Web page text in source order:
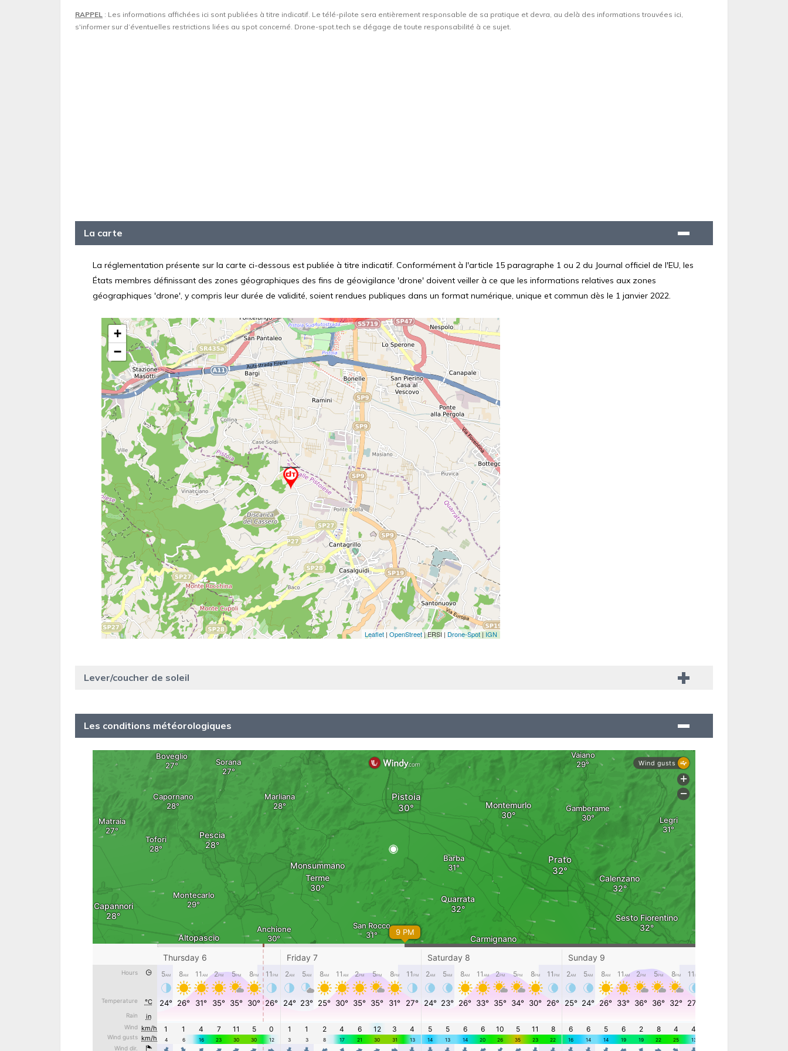
RAPPEL : Les informations affichées ici sont publiées à titre indicatif. Le télé-pilote sera entièrement responsable de sa pratique et devra, au delà des informations trouvées ici,
s'informer sur d’éventuelles restrictions liées au spot concerné. Drone-spot.tech se dégage de toute responsabilité à ce sujet.
La carte
La réglementation présente sur la carte ci-dessous est publiée à titre indicatif. Conformément à l'article 15 paragraphe 1 ou 2 du Journal officiel de l'EU, les
États membres définissant des zones géographiques des fins de géovigilance 'drone' doivent veiller à ce que les informations relatives aux zones
géographiques 'drone', y compris leur durée de validité, soient rendues publiques dans un format numérique, unique et commun dès le 1 janvier 2022.
Lever/coucher de soleil
Les conditions météorologiques